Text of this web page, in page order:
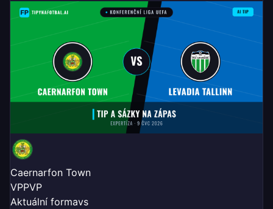
Caernarfon Town
VPPVP
Aktuální formavs